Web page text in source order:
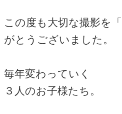
この度も大切な撮影を「
がとうございました。
毎年変わっていく
３人のお子様たち。